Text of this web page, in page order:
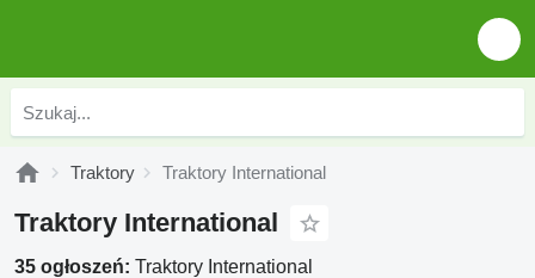
Traktory Traktory International
Traktory International
35 ogłoszeń: Traktory International